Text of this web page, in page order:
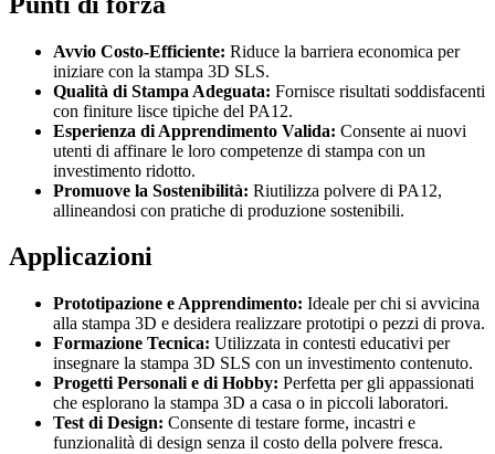
Avvio Costo-Efficiente: Riduce la barriera economica per
iniziare con la stampa 3D SLS.
Qualità di Stampa Adeguata: Fornisce risultati soddisfacenti
con finiture lisce tipiche del PA12.
Esperienza di Apprendimento Valida: Consente ai nuovi
utenti di affinare le loro competenze di stampa con un
investimento ridotto.
Promuove la Sostenibilità: Riutilizza polvere di PA12,
allineandosi con pratiche di produzione sostenibili.
Applicazioni
Prototipazione e Apprendimento: Ideale per chi si avvicina
alla stampa 3D e desidera realizzare prototipi o pezzi di prova.
Formazione Tecnica: Utilizzata in contesti educativi per
insegnare la stampa 3D SLS con un investimento contenuto.
Progetti Personali e di Hobby: Perfetta per gli appassionati
che esplorano la stampa 3D a casa o in piccoli laboratori.
Test di Design: Consente di testare forme, incastri e
funzionalità di design senza il costo della polvere fresca.